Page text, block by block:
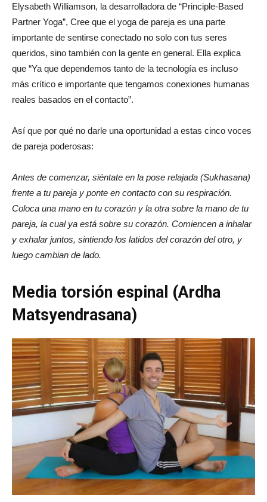
Elysabeth Williamson, la desarrolladora de “Principle-Based
Partner Yoga”, Cree que el yoga de pareja es una parte
importante de sentirse conectado no solo con tus seres
queridos, sino también con la gente en general. Ella explica
que “Ya que dependemos tanto de la tecnología es incluso
más crítico e importante que tengamos conexiones humanas
reales basados en el contacto”.
Así que por qué no darle una oportunidad a estas cinco voces
de pareja poderosas:
Antes de comenzar, siéntate en la pose relajada (Sukhasana)
frente a tu pareja y ponte en contacto con su respiración.
Coloca una mano en tu corazón y la otra sobre la mano de tu
pareja, la cual ya está sobre su corazón. Comiencen a inhalar
y exhalar juntos, sintiendo los latidos del corazón del otro, y
luego cambian de lado.
Media torsión espinal (Ardha
Matsyendrasana)